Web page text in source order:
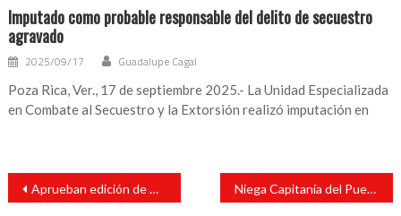
Imputado como probable responsable del delito de secuestro
agravado
2025/09/17 Guadalupe Cagal
Poza Rica, Ver., 17 de septiembre 2025.- La Unidad Especializada
en Combate al Secuestro y la Extorsión realizó imputación en
Navegación
entradas
Aprueban edición de moneda conmemorativa por 500 años de Veracruz Niega Capitanía del Puerto ingreso de migrantes por los Tuxtlas